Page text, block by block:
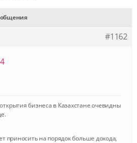
#1162
бизнеса в Казахстане очевидны
приносить на порядок больше дохода,